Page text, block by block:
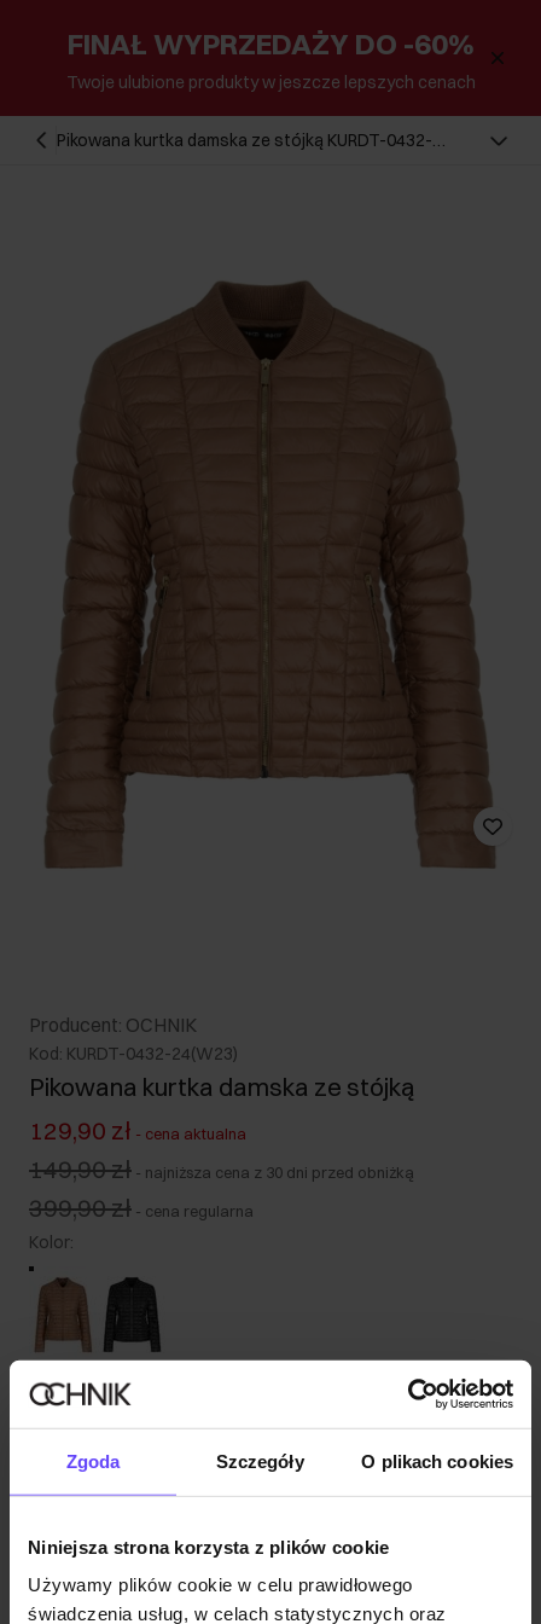
Zgoda Szczegóły O plikach cookies
Niniejsza strona korzysta z plików cookie
Używamy plików cookie w celu prawidłowego
świadczenia usług, w celach statystycznych oraz
FINAŁ WYPRZEDAŻY DO -60%
Twoje ulubione produkty w jeszcze lepszych cenach
Pikowana kurtka damska ze stójką KURDT-0432-
Producent: OCHNIK
Kod: KURDT-0432-24(W23)
Pikowana kurtka damska ze stójką
129,90 zł - cena aktualna
149,90 zł - najniższa cena z 30 dni przed obniżką
399,90 zł - cena regularna
Kolor:
Tabela rozmiarów
Wysyłka w 1 dzień roboczy
Opinie